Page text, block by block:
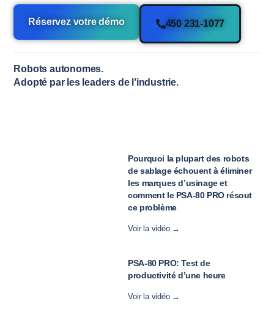
Réservez votre démo 450 231-1077
Robots autonomes.
Adopté par les leaders de l’industrie.
Pourquoi la plupart des robots
de sablage échouent à éliminer
les marques d’usinage et
comment le PSA-80 PRO résout
ce problème
Voir la vidéo →
PSA-80 PRO: Test de
productivité d’une heure
Voir la vidéo →